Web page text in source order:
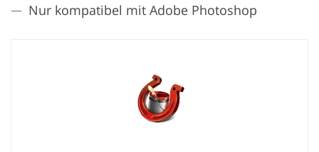
Nur kompatibel mit Adobe Photoshop